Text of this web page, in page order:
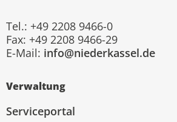
Tel.: +49 2208 9466-0
Fax: +49 2208 9466-29
E-Mail: info@niederkassel.de
Verwaltung
Serviceportal